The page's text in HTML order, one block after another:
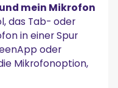
mein Mikrofon
das Tab- oder
in einer Spur
oder
Mikrofonoption,